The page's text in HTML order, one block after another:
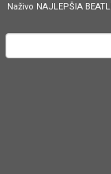
Naživo NAJLEPŠIA